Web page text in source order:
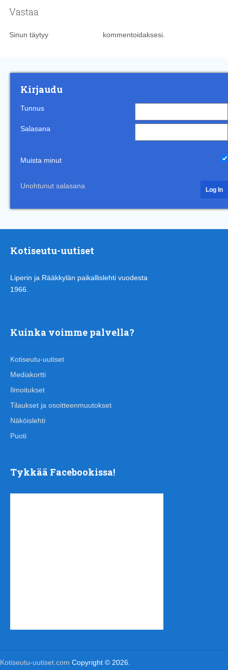
Vastaa
Sinun täytyy kommentoidaksesi.
Kirjaudu
Tunnus
Salasana
Muista minut
Unohtunut salasana
Kotiseutu-uutiset
Liperin ja Rääkkylän paikallislehti vuodesta
1966.
Kuinka voimme palvella?
Kotiseutu-uutiset
Mediakortti
Ilmoitukset
Tilaukset ja osoitteenmuutokset
Näköislehti
Puoti
Tykkää Facebookissa!
Kotiseutu-uutiset.com Copyright © 2026.